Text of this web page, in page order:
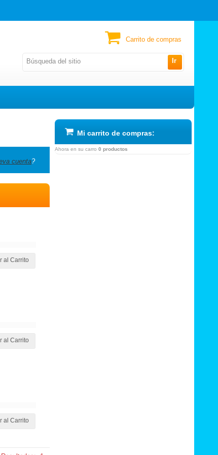
Ir
Carrito de compras
cuenta?
al Carrito
al Carrito
al Carrito
Mi carrito de compras:
Ahora en su carro 0 productos